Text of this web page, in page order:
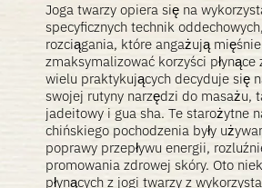
Joga twarzy opiera się na
specyficznych technik
rozciągania, które angażują
zmaksymalizować korzyści płynące
wielu praktykujących decyduje się
swojej rutyny narzędzi do masażu,
jadeitowy i gua sha. Te starożytne
chińskiego pochodzenia były
poprawy przepływu energii,
promowania zdrowej skóry. Oto
płynących z jogi twarzy z